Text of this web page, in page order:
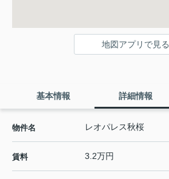
地図アプリで見る
基本情報 詳細情報
物件名 レオパレス秋桜
賃料 3.2万円